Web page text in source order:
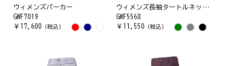
ウィメンズパーカー
GWF7019
￥ 17,600 （税込）
ウィメンズ長袖タートルネックシャツ
GWF5568
￥ 11,550 （税込）